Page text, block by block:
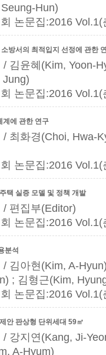
Hun)
논문집:2016
방서의 최적입지 선정에 관한
/ 김윤혜(Kim, Yoon-
Jung)
논문집:2016
계에 관한 연구
/ 최화경(Choi, Hwa-
논문집:2016
택 실증 모델 및 정책 개발
/ 편집부(Editor)
논문집:2016
분석
/ 김아현(Kim, A-
; 김형근(Kim,
논문집:2016
안 판상형 단위세대 59㎡
/ 강지연(Kang, Ji-
A-Hyum)